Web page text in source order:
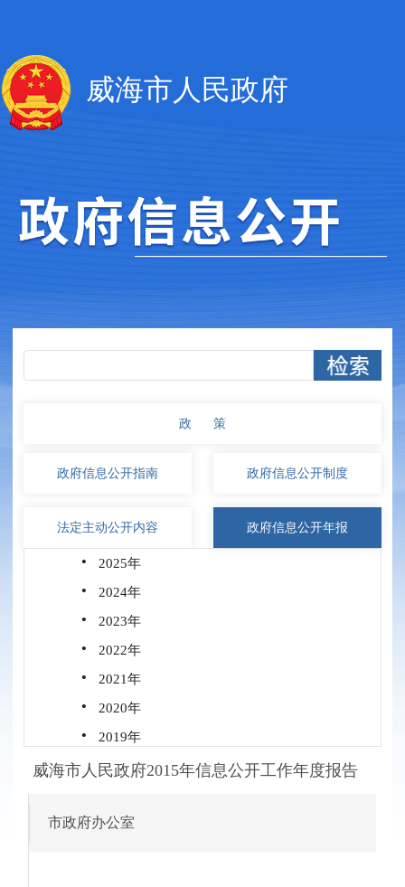
威海市人民政府
政 策
政府信息公开指南 政府信息公开制度
法定主动公开内容 政府信息公开年报
· 2025年
· 2024年
· 2023年
· 2022年
· 2021年
· 2020年
· 2019年
· 2018年
· 2016年
威海市人民政府2015年信息公开工作年度报告
市政府办公室